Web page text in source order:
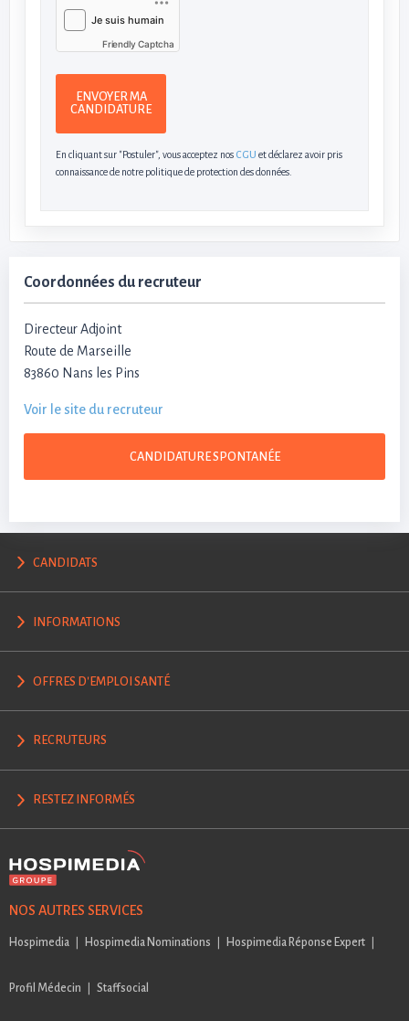
Friendly Captcha
ENVOYER MA
CANDIDATURE
En cliquant sur "Postuler", vous acceptez nos CGU et déclarez avoir pris
connaissance de notre politique de protection des données.
Coordonnées du recruteur
Directeur Adjoint
Route de Marseille
83860 Nans les Pins
Voir le site du recruteur
CANDIDATURE SPONTANÉE
CANDIDATS
INFORMATIONS
OFFRES D'EMPLOI SANTÉ
RECRUTEURS
RESTEZ INFORMÉS
NOS AUTRES SERVICES
Hospimedia Hospimedia Nominations Hospimedia Réponse Expert
Profil Médecin Staffsocial